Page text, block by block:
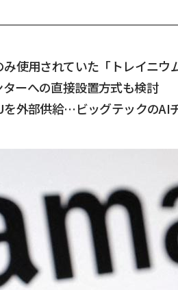
み使用されていた「トレイニウ
ーへの直接設置方式も検討
を外部供給…ビッグテックのAI